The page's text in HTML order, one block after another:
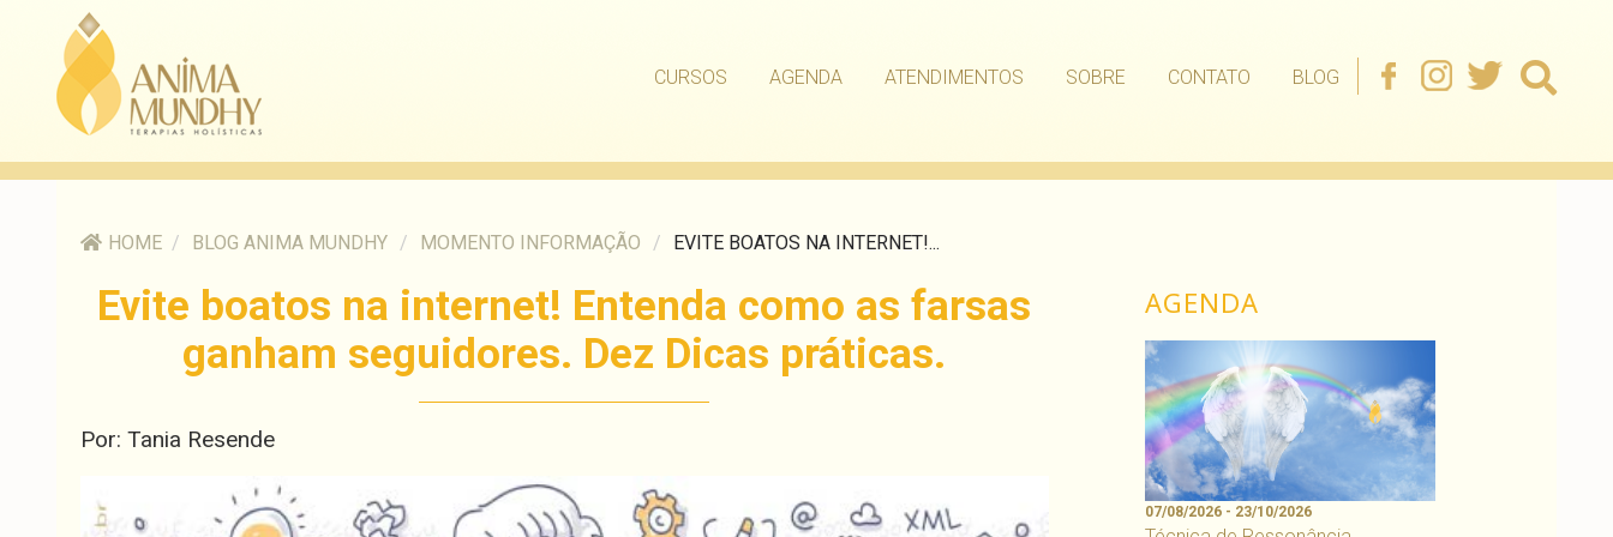
CURSOS AGENDA ATENDIMENTOS SOBRE CONTATO BLOG
HOME / BLOG ANIMA MUNDHY / MOMENTO INFORMAÇÃO / EVITE BOATOS NA INTERNET!...
Evite boatos na internet! Entenda como as farsas
ganham seguidores. Dez Dicas práticas.
Por: Tania Resende
AGENDA
07/08/2026 - 23/10/2026